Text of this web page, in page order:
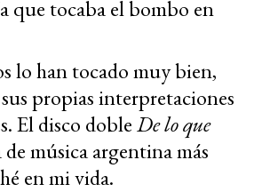
que tocaba el bombo en
lo han tocado muy bien,
propias interpretaciones
El disco dobleDe lo que
de música argentina más
en mi vida.